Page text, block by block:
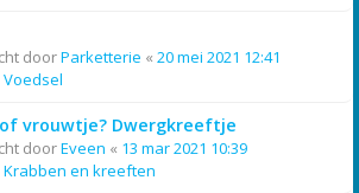
doorParketterie « 20 mei 2021 12:41
Voedsel
vrouwtje? Dwergkreeftje
doorEveen « 13 mar 2021 10:39
Krabben en kreeften